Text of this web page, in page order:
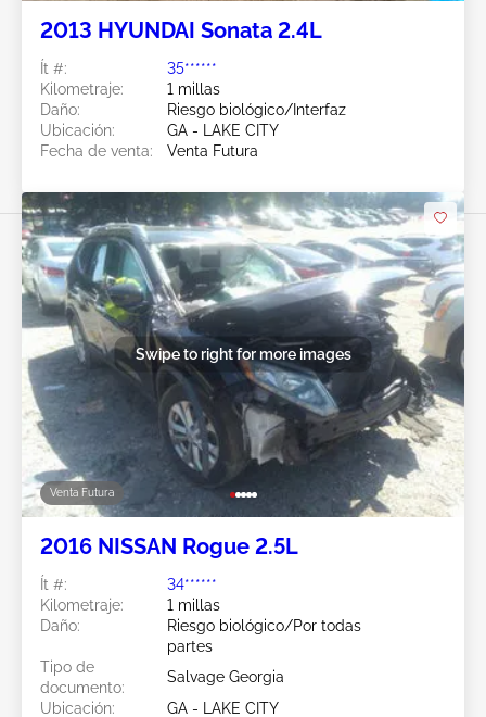
2013 HYUNDAI Sonata 2.4L
Ít #:
35******
Kilometraje:
1 millas
Daño:
Riesgo biológico/Interfaz
Ubicación:
GA - LAKE CITY
Fecha de venta:
Venta Futura
Venta Futura
Swipe to right for more images
2016 NISSAN Rogue 2.5L
Ít #:
34******
Kilometraje:
1 millas
Daño:
Riesgo biológico/Por todas
partes
Tipo de
documento:
Salvage Georgia
Ubicación:
GA - LAKE CITY